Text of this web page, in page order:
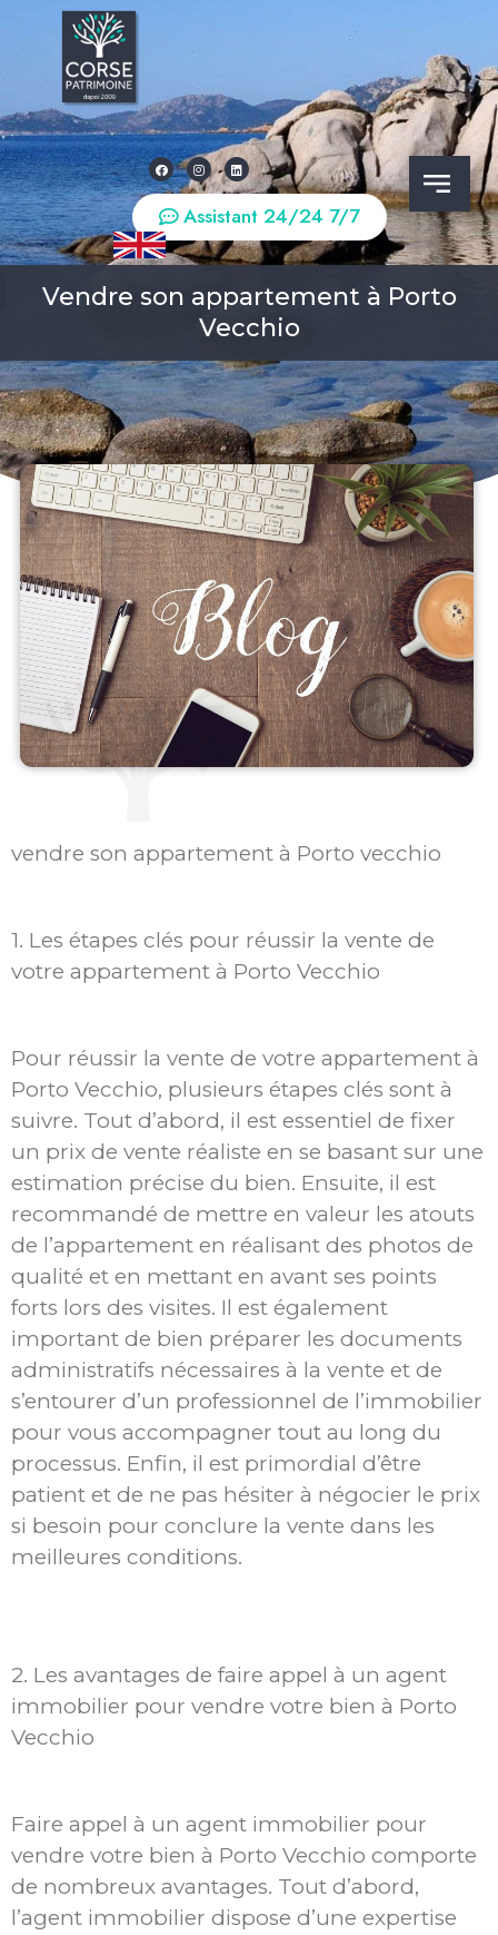
Assistant 24/24 7/7
Vendre son appartement à Porto
Vecchio
vendre son appartement à Porto vecchio
1. Les étapes clés pour réussir la vente de
votre appartement à Porto Vecchio
Pour réussir la vente de votre appartement à
Porto Vecchio, plusieurs étapes clés sont à
suivre. Tout d’abord, il est essentiel de fixer
un prix de vente réaliste en se basant sur une
estimation précise du bien. Ensuite, il est
recommandé de mettre en valeur les atouts
de l’appartement en réalisant des photos de
qualité et en mettant en avant ses points
forts lors des visites. Il est également
important de bien préparer les documents
administratifs nécessaires à la vente et de
s’entourer d’un professionnel de l’immobilier
pour vous accompagner tout au long du
processus. Enfin, il est primordial d’être
patient et de ne pas hésiter à négocier le prix
si besoin pour conclure la vente dans les
meilleures conditions.
2. Les avantages de faire appel à un agent
immobilier pour vendre votre bien à Porto
Vecchio
Faire appel à un agent immobilier pour
vendre votre bien à Porto Vecchio comporte
de nombreux avantages. Tout d’abord,
l’agent immobilier dispose d’une expertise